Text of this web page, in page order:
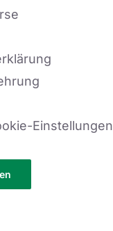
Einstellungen